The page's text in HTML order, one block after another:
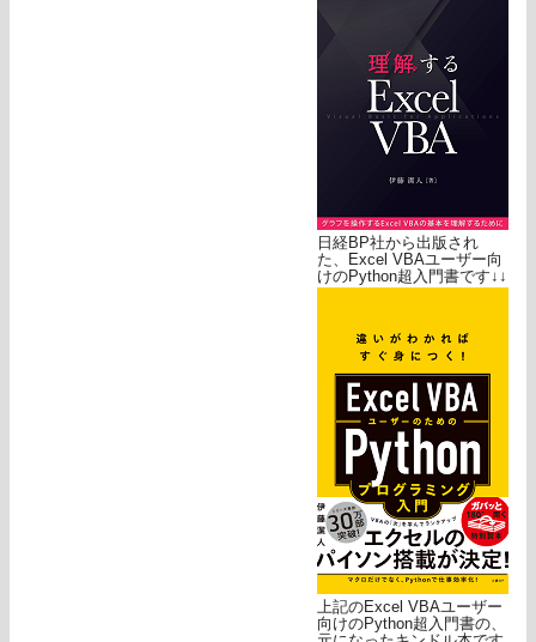
日経BP社から出版され
た、Excel VBAユーザー向
けのPython超入門書です↓↓
上記のExcel VBAユーザー
向けのPython超入門書の、